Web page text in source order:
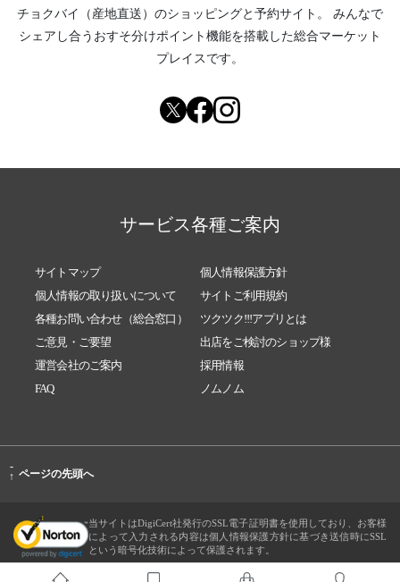
チョクバイ（産地直送） のショッピングと予約サイト。
みんなで
シェアし合う おすそ分けポイント機能を搭載した総合マーケット
プレイスです。
サービス各種ご案内
サイトマップ
個人情報保護方針
個人情報の取り扱いについて
サイトご利用規約
各種お問い合わせ（総合窓口）
ツクツク!!!アプリとは
ご意見・ご要望
出店をご検討のショップ様
運営会社のご案内
採用情報
FAQ
ノムノム
-
↑ ページの先頭へ
当サイトはDigiCert社発行のSSL電子証明書を使用しており、お客様
によって入力される内容は個人情報保護方針に基づき送信時にSSL
という暗号化技術によって保護されます。